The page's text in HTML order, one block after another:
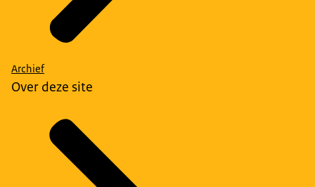
Archief
Over deze site